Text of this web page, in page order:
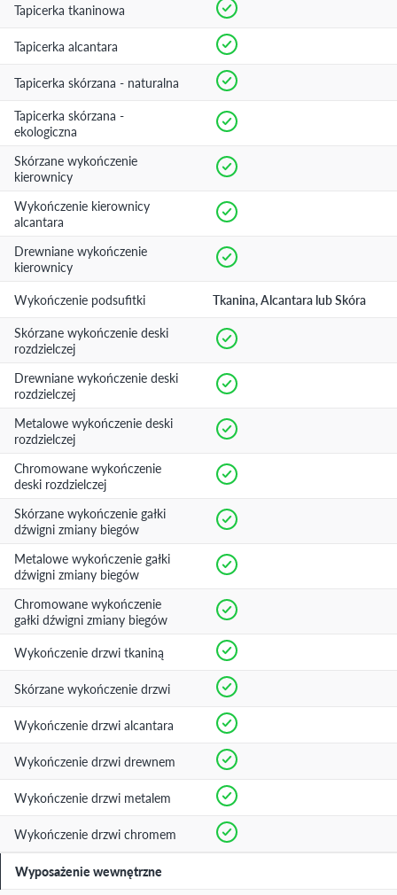
Tapicerka tkaninowa
Tapicerka alcantara
Tapicerka skórzana - naturalna
Tapicerka skórzana -
ekologiczna
Skórzane wykończenie
kierownicy
Wykończenie kierownicy
alcantara
Drewniane wykończenie
kierownicy
Wykończenie podsufitki
Tkanina, Alcantara lub Skóra
Skórzane wykończenie deski
rozdzielczej
Drewniane wykończenie deski
rozdzielczej
Metalowe wykończenie deski
rozdzielczej
Chromowane wykończenie
deski rozdzielczej
Skórzane wykończenie gałki
dźwigni zmiany biegów
Metalowe wykończenie gałki
dźwigni zmiany biegów
Chromowane wykończenie
gałki dźwigni zmiany biegów
Wykończenie drzwi tkaniną
Skórzane wykończenie drzwi
Wykończenie drzwi alcantara
Wykończenie drzwi drewnem
Wykończenie drzwi metalem
Wykończenie drzwi chromem
Wyposażenie wewnętrzne